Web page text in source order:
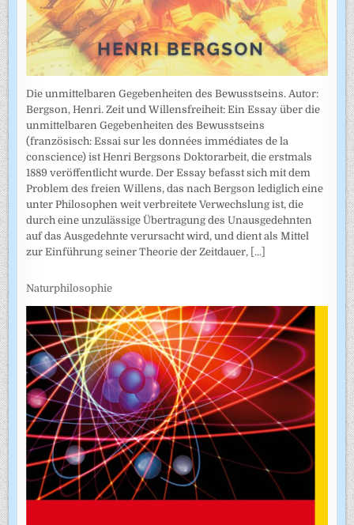
Die unmittelbaren Gegebenheiten des Bewusstseins. Autor:
Bergson, Henri. Zeit und Willensfreiheit: Ein Essay über die
unmittelbaren Gegebenheiten des Bewusstseins
(französisch: Essai sur les données immédiates de la
conscience) ist Henri Bergsons Doktorarbeit, die erstmals
1889 veröffentlicht wurde. Der Essay befasst sich mit dem
Problem des freien Willens, das nach Bergson lediglich eine
unter Philosophen weit verbreitete Verwechslung ist, die
durch eine unzulässige Übertragung des Unausgedehnten
auf das Ausgedehnte verursacht wird, und dient als Mittel
zur Einführung seiner Theorie der Zeitdauer, [...]
Naturphilosophie